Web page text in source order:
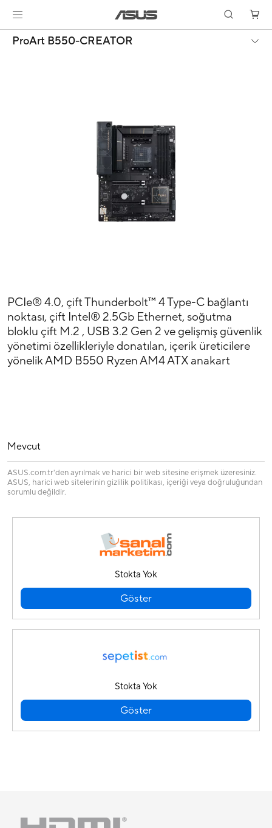
ProArt B550-CREATOR
PCIe® 4.0, çift Thunderbolt™ 4 Type-C bağlantı
noktası, çift Intel® 2.5Gb Ethernet, soğutma
bloklu çift M.2 , USB 3.2 Gen 2 ve gelişmiş güvenlik
yönetimi özellikleriyle donatılan, içerik üreticilere
yönelik AMD B550 Ryzen AM4 ATX anakart
Mevcut
ASUS.com.tr'den ayrılmak ve harici bir web sitesine erişmek üzeresiniz.
ASUS, harici web sitelerinin gizlilik politikası, içeriği veya doğruluğundan
sorumlu değildir.
Stokta Yok
Göster
Stokta Yok
Göster